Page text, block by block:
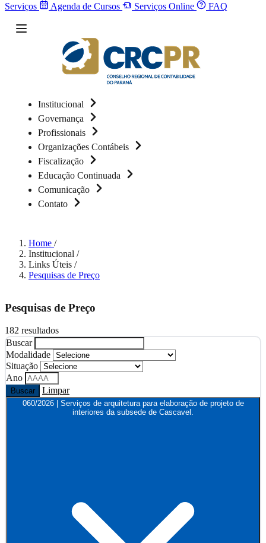
Serviços
Agenda de Cursos Serviços Online FAQ
Institucional
Governança
Profissionais
Organizações Contábeis
Fiscalização
Educação Continuada
Comunicação
Contato
Home /
Institucional /
Links Úteis /
Pesquisas de Preço
Pesquisas de Preço
182 resultados
Buscar
Modalidade
Situação
Ano
Buscar Limpar
060/2026 | Serviços de arquitetura para elaboração de projeto de
interiores da subsede de Cascavel.